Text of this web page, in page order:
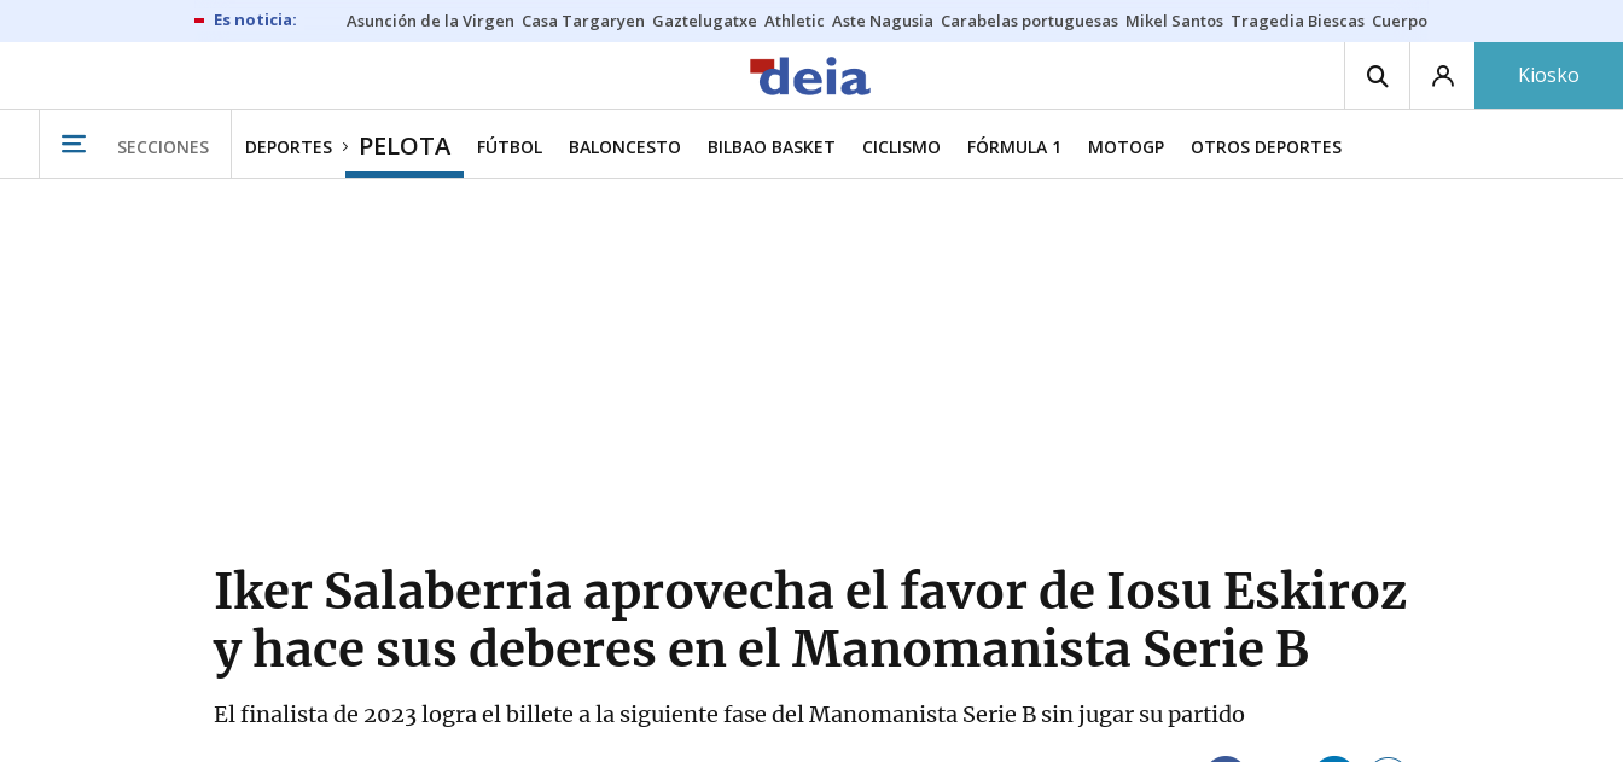
Asunción de la Virgen Casa Targaryen Gaztelugatxe Athletic Aste Nagusia Carabelas portuguesas Mikel Santos Tragedia Biescas Cuerpo ría
Kiosko
SECCIONES DEPORTES PELOTA FÚTBOL BALONCESTO BILBAO BASKET CICLISMO FÓRMULA 1 MOTOGP OTROS DEPORTES
Iker Salaberria aprovecha el favor de Iosu Eskiroz
y hace sus deberes en el Manomanista Serie B
El finalista de 2023 logra el billete a la siguiente fase del Manomanista Serie B sin jugar su partido